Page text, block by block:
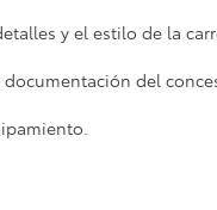
y el estilo de la
del